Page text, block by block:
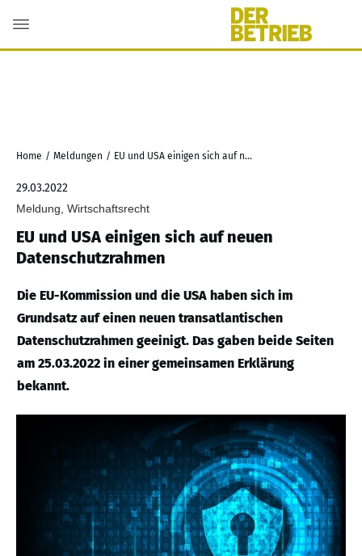
Home / Meldungen / EU und USA einigen sich auf neuen Datenschutzrahmen
29.03.2022
Meldung, Wirtschaftsrecht
EU und USA einigen sich auf neuen
Datenschutzrahmen
Die EU-Kommission und die USA haben sich im
Grundsatz auf einen neuen transatlantischen
Datenschutzrahmen geeinigt. Das gaben beide Seiten
am 25.03.2022 in einer gemeinsamen Erklärung
bekannt.